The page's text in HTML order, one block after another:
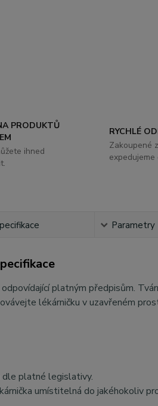
PRODUKTŮ
ihned
RYCHLÉ
Zakoupené
expedujeme
Parametry
platným předpisům.
lékárničku v uzavřeném
dle platné legislativy.
umístitelná do jakéhokoliv